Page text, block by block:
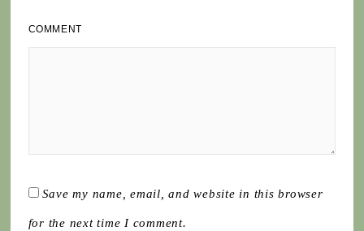
COMMENT
Save my name, email, and website in this browser
for the next time I comment.